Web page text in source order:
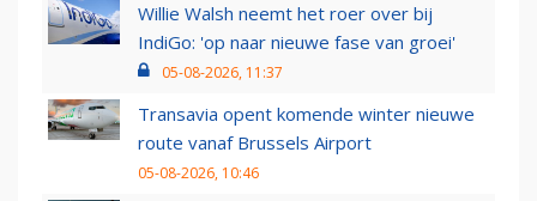
Willie Walsh neemt het roer over bij
IndiGo: 'op naar nieuwe fase van groei'
05-08-2026, 11:37
Transavia opent komende winter nieuwe
route vanaf Brussels Airport
05-08-2026, 10:46